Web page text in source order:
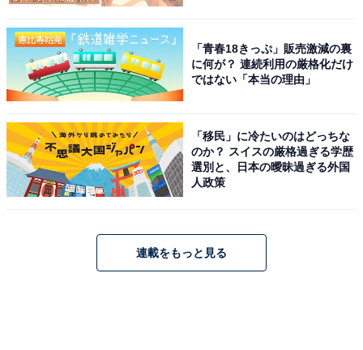
ブラウン「9360cc」
ブラウン 電気シェーバー シリーズ9 SPORT 電動 髭剃り
Amazonで見る
「青春18きっぷ」販売激減の裏
に何が？ 連続利用の厳格化だけ
ではない「本当の理由」
「移民」に冷たいのはどっちな
のか？ スイスの厳格過ぎる学歴
選別と、日本の曖昧過ぎる外国
人政策
連載をもっと見る